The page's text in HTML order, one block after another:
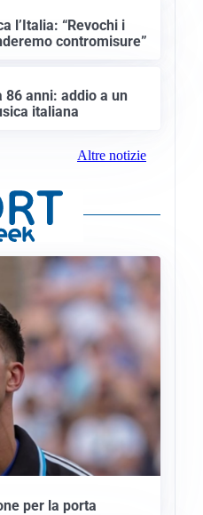
l’Italia: “Revochi i
contromisure”
86 anni: addio a un
italiana
Altre notizie
per la porta